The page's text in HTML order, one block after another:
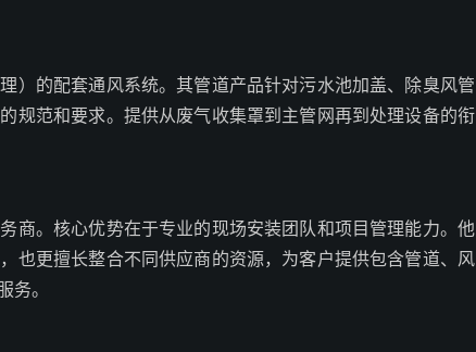
）的配套通风系统。其管道产品针对污水池加盖、除臭风管
规范和要求。提供从废气收集罩到主管网再到处理设备的衔
商。核心优势在于专业的现场安装团队和项目管理能力。他
也更擅长整合不同供应商的资源，为客户提供包含管道、风
务。